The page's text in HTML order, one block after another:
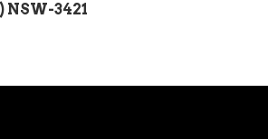
NSW-3421